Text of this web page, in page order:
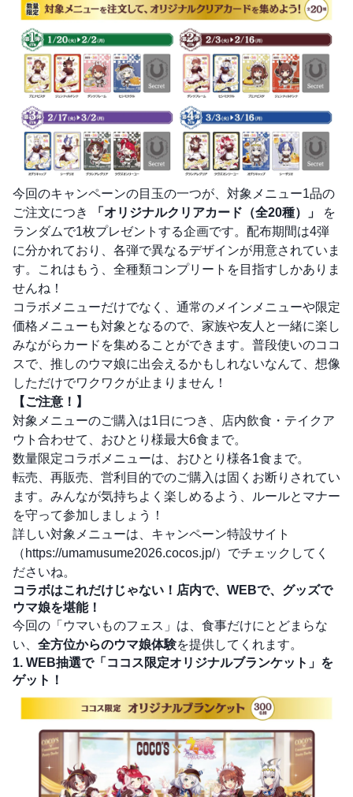
今回のキャンペーンの目玉の一つが、対象メニュー1品の
ご注文につき
「オリジナルクリアカード（全20種）」
を
ランダムで1枚プレゼントする企画です。配布期間は4弾
に分かれており、各弾で異なるデザインが用意されていま
す。これはもう、全種類コンプリートを目指すしかありま
せんね！
コラボメニューだけでなく、通常のメインメニューや限定
価格メニューも対象となるので、家族や友人と一緒に楽し
みながらカードを集めることができます。普段使いのココ
スで、推しのウマ娘に出会えるかもしれないなんて、想像
しただけでワクワクが止まりません！
【ご注意！】
対象メニューのご購入は1日につき、店内飲食・テイクア
ウト合わせて、おひとり様最大6食まで。
数量限定コラボメニューは、おひとり様各1食まで。
転売、再販売、営利目的でのご購入は固くお断りされてい
ます。みんなが気持ちよく楽しめるよう、ルールとマナー
を守って参加しましょう！
詳しい対象メニューは、キャンペーン特設サイト
（ https://umamusume2026.cocos.jp/）でチェックしてく
ださいね。
コラボはこれだけじゃない！店内で、WEBで、グッズで
ウマ娘を堪能！
今回の「ウマいものフェス」は、食事だけにとどまらな
い、 全方位からのウマ娘体験を提供してくれます。
1. WEB抽選で「ココス限定オリジナルブランケット」を
ゲット！